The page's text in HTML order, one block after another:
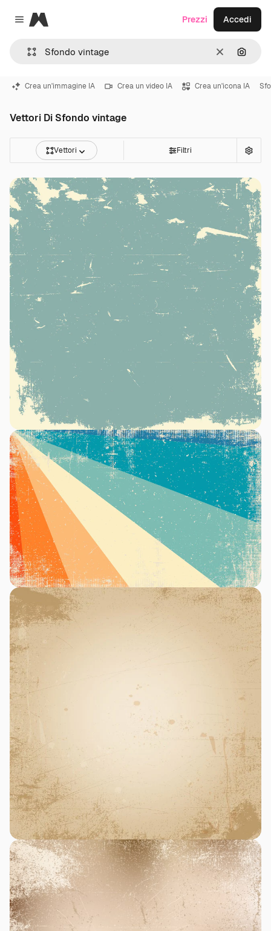
Close menu
Magnific
CancellaCerca
Prezzi Accedi
Crea un'immagine IA Crea un video IA Crea un'icona IA
Vettori Di Sfondo vintage
Vettori Filtri